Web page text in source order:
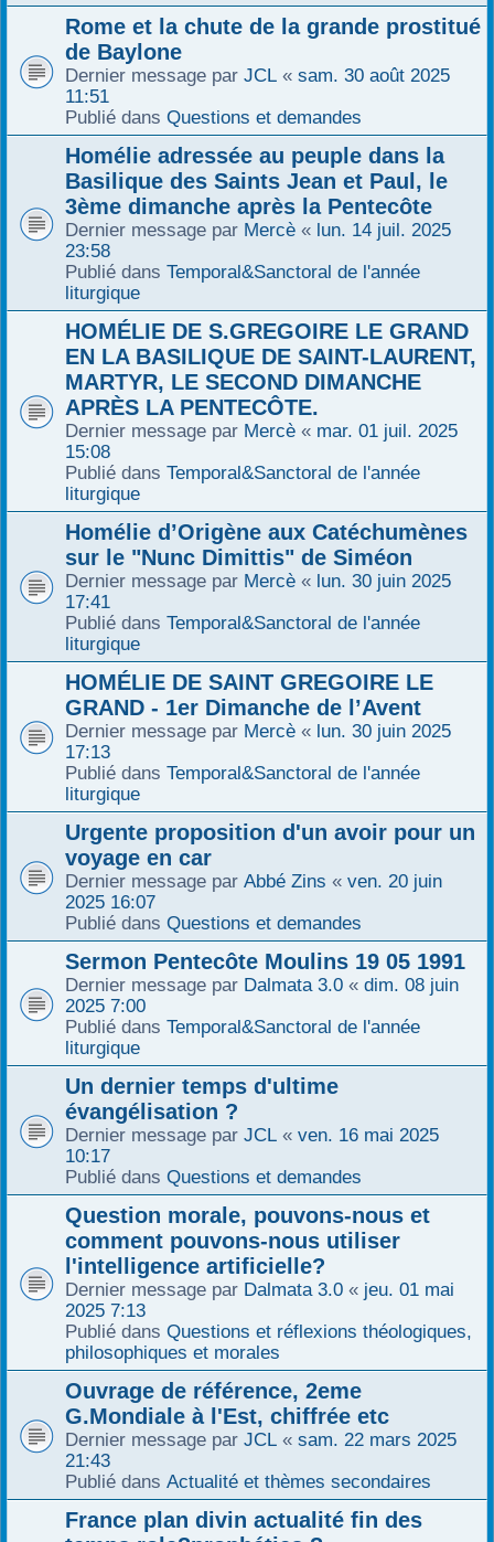
Rome et la chute de la grande prostitué
de Baylone
Dernier message par JCL « sam. 30 août 2025
11:51
Publié dans Questions et demandes
Homélie adressée au peuple dans la
Basilique des Saints Jean et Paul, le
3ème dimanche après la Pentecôte
Dernier message par Mercè « lun. 14 juil. 2025
23:58
Publié dans Temporal&Sanctoral de l'année
liturgique
HOMÉLIE DE S.GREGOIRE LE GRAND
EN LA BASILIQUE DE SAINT-LAURENT,
MARTYR, LE SECOND DIMANCHE
APRÈS LA PENTECÔTE.
Dernier message par Mercè « mar. 01 juil. 2025
15:08
Publié dans Temporal&Sanctoral de l'année
liturgique
Homélie d’Origène aux Catéchumènes
sur le "Nunc Dimittis" de Siméon
Dernier message par Mercè « lun. 30 juin 2025
17:41
Publié dans Temporal&Sanctoral de l'année
liturgique
HOMÉLIE DE SAINT GREGOIRE LE
GRAND - 1er Dimanche de l’Avent
Dernier message par Mercè « lun. 30 juin 2025
17:13
Publié dans Temporal&Sanctoral de l'année
liturgique
Urgente proposition d'un avoir pour un
voyage en car
Dernier message par Abbé Zins « ven. 20 juin
2025 16:07
Publié dans Questions et demandes
Sermon Pentecôte Moulins 19 05 1991
Dernier message par Dalmata 3.0 « dim. 08 juin
2025 7:00
Publié dans Temporal&Sanctoral de l'année
liturgique
Un dernier temps d'ultime
évangélisation ?
Dernier message par JCL « ven. 16 mai 2025
10:17
Publié dans Questions et demandes
Question morale, pouvons-nous et
comment pouvons-nous utiliser
l'intelligence artificielle?
Dernier message par Dalmata 3.0 « jeu. 01 mai
2025 7:13
Publié dans Questions et réflexions théologiques,
philosophiques et morales
Ouvrage de référence, 2eme
G.Mondiale à l'Est, chiffrée etc
Dernier message par JCL « sam. 22 mars 2025
21:43
Publié dans Actualité et thèmes secondaires
France plan divin actualité fin des